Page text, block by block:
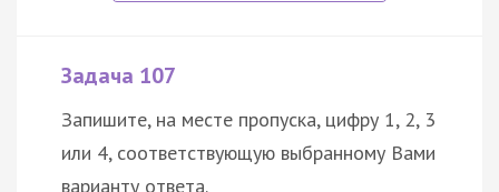
Задача 107
Запишите, на месте пропуска, цифру 1, 2, 3
или 4, соответствующую выбранному Вами
варианту ответа.